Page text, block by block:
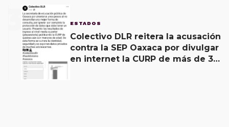
3 ESTADOS
Colectivo DLR reitera la acusación
contra la SEP Oaxaca por divulgar
en internet la CURP de más de 30